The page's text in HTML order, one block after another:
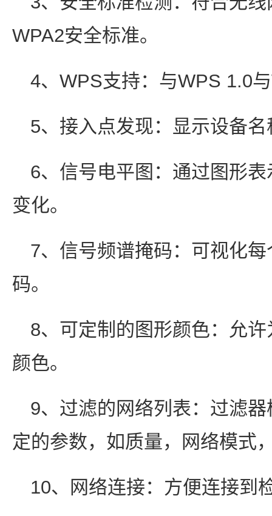
WPA2安全标准。
4、WPS支持：与WPS 1.0
5、接入点发现：显示设备
6、信号电平图：通过图形
变化。
7、信号频谱掩码：可视化
码。
8、可定制的图形颜色：允
颜色。
9、过滤的网络列表：过滤
定的参数，如质量，网络模式
10、网络连接：方便连接到